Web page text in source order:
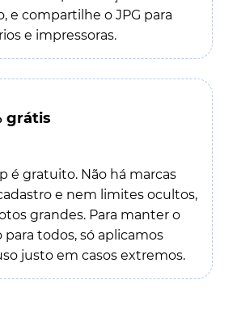
e compartilhe o JPG para
e impressoras.
grátis
é gratuito. Não há marcas
e nem limites ocultos,
grandes. Para manter o
para todos, só aplicamos
justo em casos extremos.